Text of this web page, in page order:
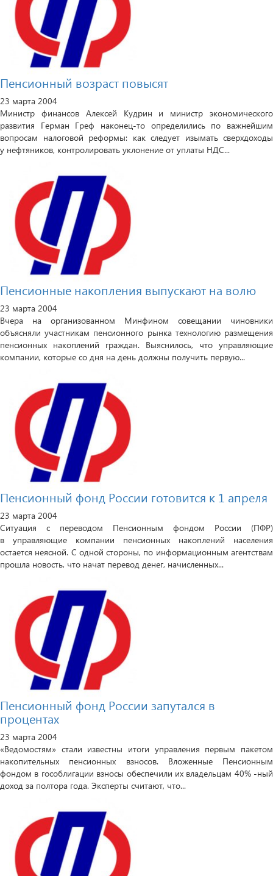
Пенсионный возраст повысят
23 марта 2004
Министр финансов Алексей Кудрин и министр экономического
развития Герман Греф наконец-то определились по важнейшим
вопросам налоговой реформы: как следует изымать сверхдоходы
у нефтяников, контролировать уклонение от уплаты НДС...
Пенсионные накопления выпускают на волю
23 марта 2004
Вчера на организованном Минфином совещании чиновники
объясняли участникам пенсионного рынка технологию размещения
пенсионных накоплений граждан. Выяснилось, что управляющие
компании, которые со дня на день должны получить первую...
Пенсионный фонд России готовится к 1 апреля
23 марта 2004
Ситуация с переводом Пенсионным фондом России (ПФР)
в управляющие компании пенсионных накоплений населения
остается неясной. С одной стороны, по информационным агентствам
прошла новость, что начат перевод денег, начисленных...
Пенсионный фонд России запутался в
процентах
23 марта 2004
«Ведомостям» стали известны итоги управления первым пакетом
накопительных пенсионных взносов. Вложенные Пенсионным
фондом в гособлигации взносы обеспечили их владельцам 40% -ный
доход за полтора года. Эксперты считают, что...